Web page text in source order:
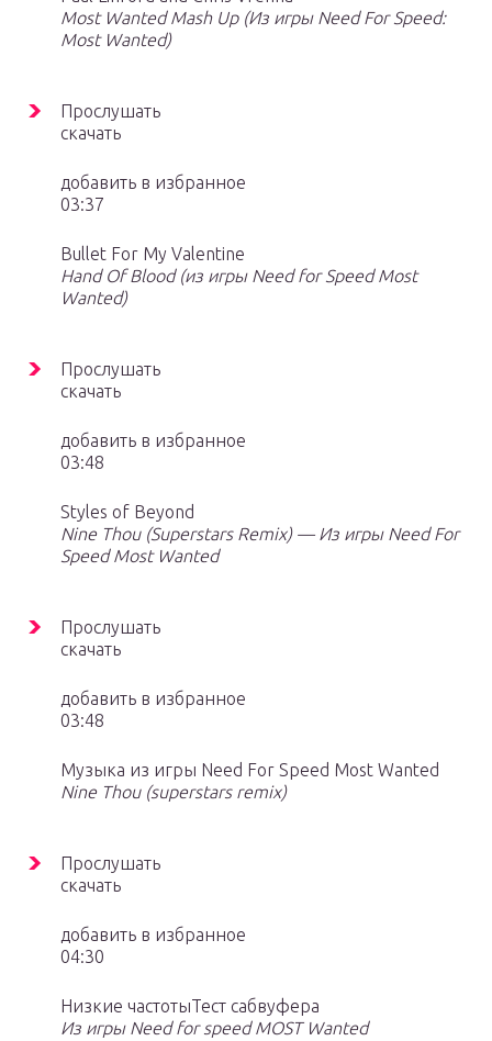
Most Wanted Mash Up (Из игры Need For Speed:
Most Wanted)
Прослушать
скачать
добавить в избранное
03:37
Bullet For My Valentine
Hand Of Blood (из игры Need for Speed Most
Wanted)
Прослушать
скачать
добавить в избранное
03:48
Styles of Beyond
Nine Thou (Superstars Remix) — Из игры Need For
Speed Most Wanted
Прослушать
скачать
добавить в избранное
03:48
Музыка из игры Need For Speed Most Wanted
Nine Thou (superstars remix)
Прослушать
скачать
добавить в избранное
04:30
Низкие частотыТест сабвуфера
Из игры Need for speed MOST Wanted